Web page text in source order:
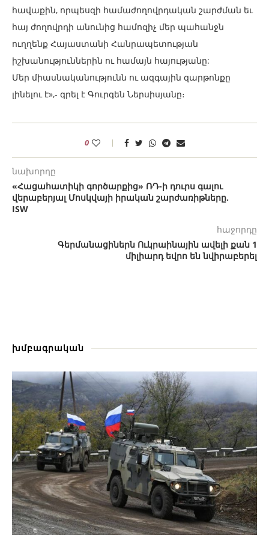
հավաքին, որպեսզի համաժողովրդական շարժման եւ
հայ ժողովրդի անունից համոզիչ մեր պահանջն
ուղղենք Հայաստանի Հանրապետության
իշխանություններին ու համայն հայությանը:
Մեր միասնականությունն ու ազգային զարթոնքը
լինելու է»,- գրել է Գուրգեն Ներսիսյանը։
0
նախորդը
«Հացահատիկի գործարքից» ՌԴ-ի դուրս գալու
վերաբերյալ Մոսկվայի իրական շարժառիթները.
ISW
հաջորդը
Գերմանացիներն Ուկրաինային ավելի քան 1
միլիարդ եվրո են նվիրաբերել
խմբագրական